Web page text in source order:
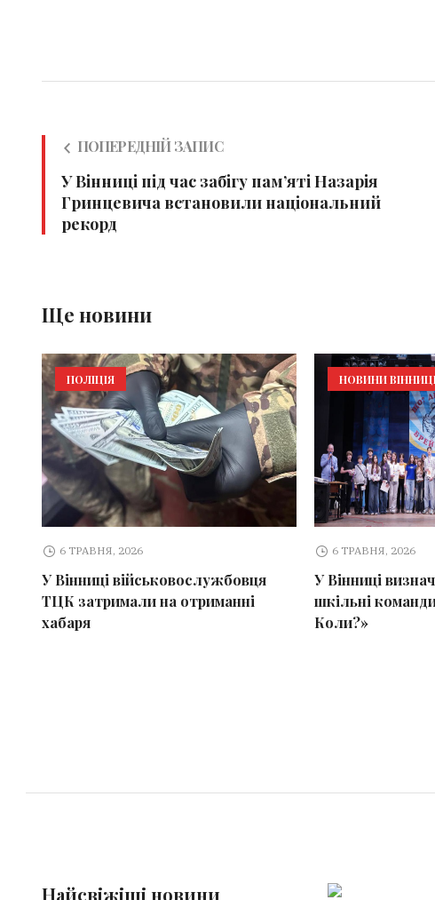
ПОПЕРЕДНІЙ ЗАПИС
У Вінниці під час забігу пам’яті Назарія
Гринцевича встановили національний
рекорд
Ще новини
ПОЛІЦІЯ
6 ТРАВНЯ, 2026
У Вінниці військовослужбовця
ТЦК затримали на отриманні
хабаря
НОВИНИ
6 ТРАВНЯ, 2026
У Вінниці
шкільні
Коли?»
Найсвіжіші новини